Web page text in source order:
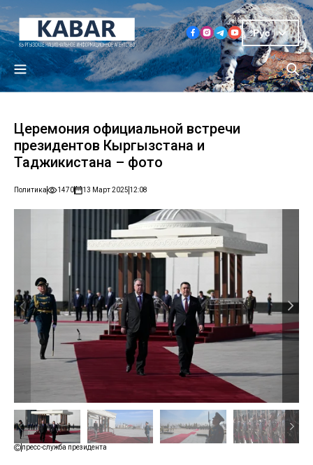
Рус
Церемония официальной встречи
президентов Кыргызстана и
Таджикистана – фото
Политика 1470 13 Март 2025 12:08
пресс-служба президента